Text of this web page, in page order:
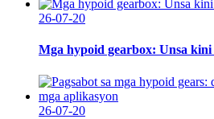
26-07-20
Mga hypoid gearbox: Unsa kini
26-07-20